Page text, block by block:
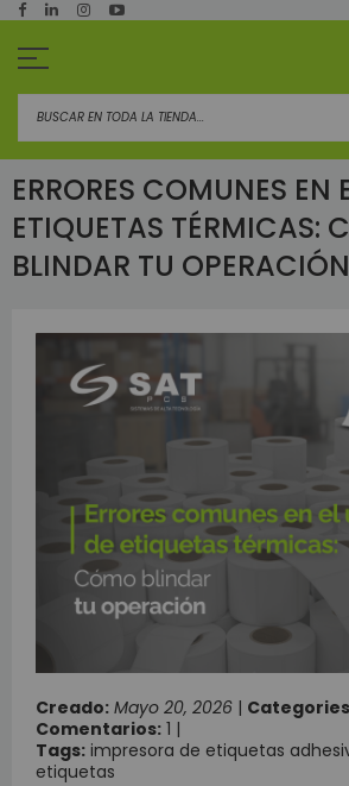
al
ERRORES COMUNES EN
ETIQUETAS TÉRMICAS:
BLINDAR TU OPERACIÓN
Creado: Mayo 20, 2026 |
Comentarios: 1 |
Tags: impresora de etiquetas
etiquetas